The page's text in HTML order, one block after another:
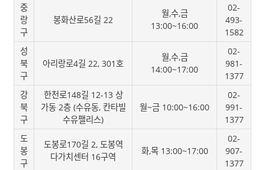
중
랑
구
봉화산로56길 22
월,수,금
13:00~16:00
02-
493-
1582
성
북
구
아리랑로4길 22, 301호
월,수,금
14:00~17:00
02-
981-
1377
강
북
구
한천로148길 12-13 상
가동 2층 (수유동, 칸타빌
수유팰리스)
월~금 10:00~16:00
02-
991-
1377
도
봉
구
도봉로170길 2, 도봉역
다가치센터 16구역
화,목 13:00~17:00
02-
907-
1377